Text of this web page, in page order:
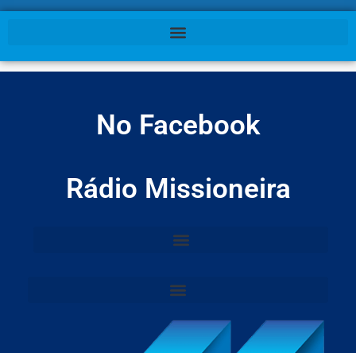
No Facebook
Rádio Missioneira